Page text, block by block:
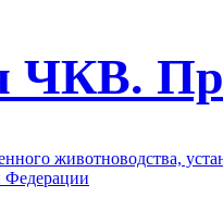
ЧКВ.
животноводства,
Федерации